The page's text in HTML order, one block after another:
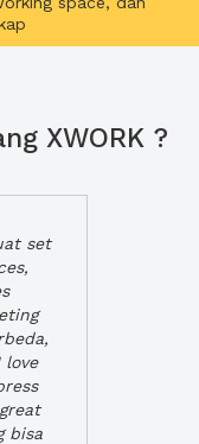
XWORK ?
set
love
bisa